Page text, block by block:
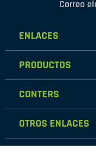
Correo
ENLACES
Mujer
Hombre
PRODUCTOS
Calzados
Zapatillas
CONTERS
Nosotros
Contáctanos
Tiendas
OTROS ENLACES
Políticas de